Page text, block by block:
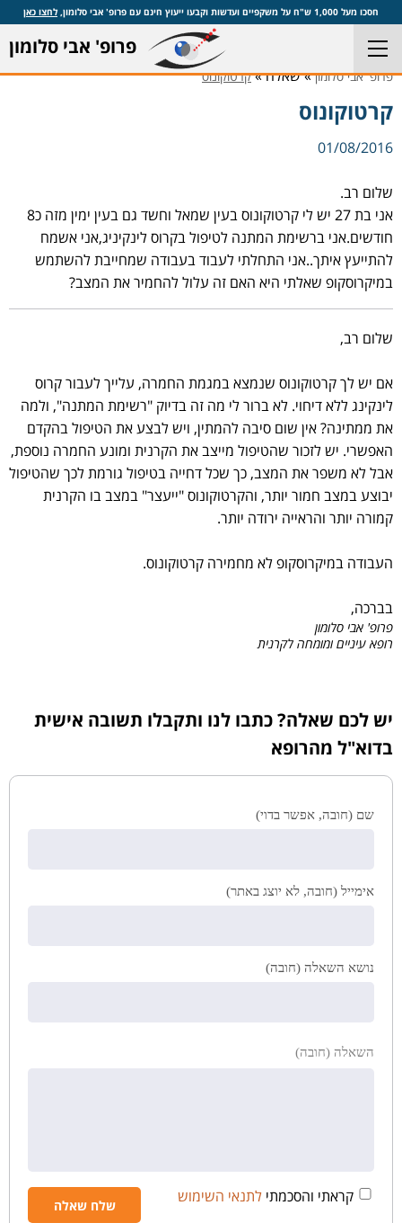
חסכו מעל 1,000 ש"ח על משקפיים ועדשות וקבעו ייעוץ חינם עם פרופ' אבי סלומון, לחצו כאן
פרופ' אבי סלומון
פרופ' אבי סלומון» שאלה »קרטוקונוס
קרטוקונוס
01/08/2016
שלום רב.
אני בת 27 יש לי קרטוקונוס בעין שמאל וחשד גם בעין ימין מזה כ8
חודשים.אני ברשימת המתנה לטיפול בקרוס לינקיניג,אני אשמח
להתייעץ איתך..אני התחלתי לעבוד בעבודה שמחייבת להשתמש
במיקרוסקופ שאלתי היא האם זה עלול להחמיר את המצב?
שלום רב,
אם יש לך קרטוקונוס שנמצא במגמת החמרה, עלייך לעבור קרוס
לינקינג ללא דיחוי. לא ברור לי מה זה בדיוק "רשימת המתנה", ולמה
את ממתינה? אין שום סיבה להמתין, ויש לבצע את הטיפול בהקדם
האפשרי. יש לזכור שהטיפול מייצב את הקרנית ומונע החמרה נוספת,
אבל לא משפר את המצב, כך שכל דחייה בטיפול גורמת לכך שהטיפול
יבוצע במצב חמור יותר, והקרטוקונוס "ייעצר" במצב בו הקרנית
קמורה יותר והראייה ירודה יותר.
העבודה במיקרוסקופ לא מחמירה קרטוקונוס.
בברכה,
פרופ' אבי סלומון
רופא עיניים ומומחה לקרנית
יש לכם שאלה? כתבו לנו ותקבלו תשובה אישית
בדוא"ל מהרופא
שם (חובה, אפשר בדוי)
אימייל (חובה, לא יוצג באתר)
נושא השאלה (חובה)
השאלה (חובה)
קראתי והסכמתי לתנאי השימוש